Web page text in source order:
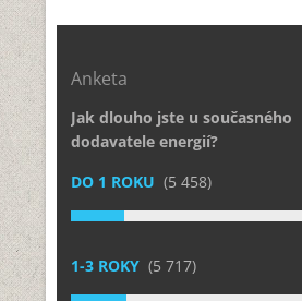
Anketa
Jak dlouho jste u současného
dodavatele energií?
DO 1 ROKU (5 458)
1-3 ROKY (5 717)